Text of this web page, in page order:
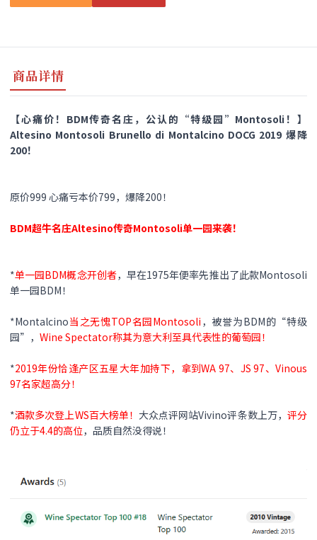
商品详情
【心痛价！BDM传奇名庄，公认的“特级园”Montosoli！】
Altesino Montosoli Brunello di Montalcino DOCG 2019 爆降
200！
原价999 心痛亏本价799，爆降200！
BDM超牛名庄Altesino传奇Montosoli单一园来袭！
*单一园BDM概念开创者，早在1975年便率先推出了此款Montosoli
单一园BDM！
*Montalcino当之无愧TOP名园Montosoli ，被誉为BDM的“特级
园”， Wine Spectator称其为意大利至具代表性的葡萄园！
*2019年份恰逢产区五星大年加持下，拿到WA 97、JS 97、Vinous
97名家超高分！
*酒款多次登上WS百大榜单！ 大众点评网站Vivino评条数上万， 评分
仍立于4.4的高位，品质自然没得说！